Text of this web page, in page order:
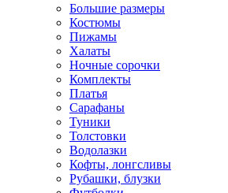
Большие размеры
Костюмы
Пижамы
Халаты
Ночные сорочки
Комплекты
Платья
Сарафаны
Туники
Толстовки
Водолазки
Кофты, лонгсливы
Рубашки, блузки